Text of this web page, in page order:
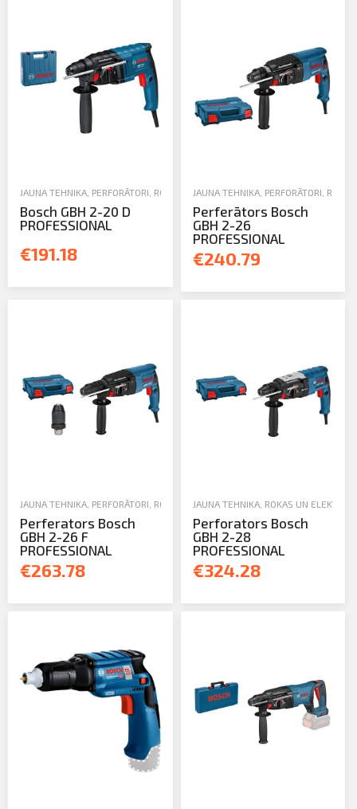
Iziet
JAUNA TEHNIKA PERFORĀTORI ROKAS UN ELEKTROINSTRUMENTI
Bosch GBH 2-20 D
PROFESSIONAL
€191.18
JAUNA TEHNIKA, PERFORĀTORI
Perferātors Bosch
GBH 2-26
PROFESSIONAL
€240.79
JAUNA TEHNIKA PERFORĀTORI ROKAS UN ELEKTROINSTRUMENTI
Perferators Bosch
GBH 2-26 F
PROFESSIONAL
€263.78
JAUNA TEHNIKA, ROKAS UN
Perforators Bosch
GBH 2-28
PROFESSIONAL
€324.28